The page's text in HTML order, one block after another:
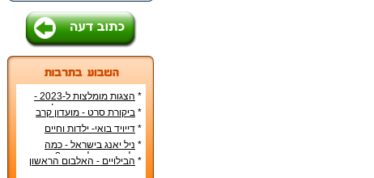
*
הצגות מומלצות ל-2023 -
הרשימה הטובה ביותר!
* ביקורת סרט - מועדון קרב
* דייויד בואי- ילדות וחיים
אישיים
* ניל יאנג בישראל - כמה
עולה כרטיס להופעה?
* הבילויים - האלבום הראשון